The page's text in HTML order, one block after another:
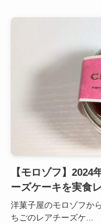
【モロゾフ】
ーズケーキを実食
洋菓子屋のモロゾフか
ちごのレアチーズケ...